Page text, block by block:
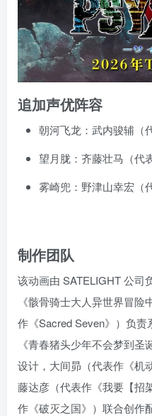
追加声优阵容
朝河飞龙：武内骏辅（
望月胧：齐藤壮马（代
雾崎兜：野津山幸宏（
制作团队
该动画由 SATELIGHT 公司
《骸骨骑士大人异世界冒
作《Sacred Seven》）负
《青春猪头少年不会梦到
设计，大间昴（代表作《机
藤达彦（代表作《我要【招
作《破灭之国》）联合创作配